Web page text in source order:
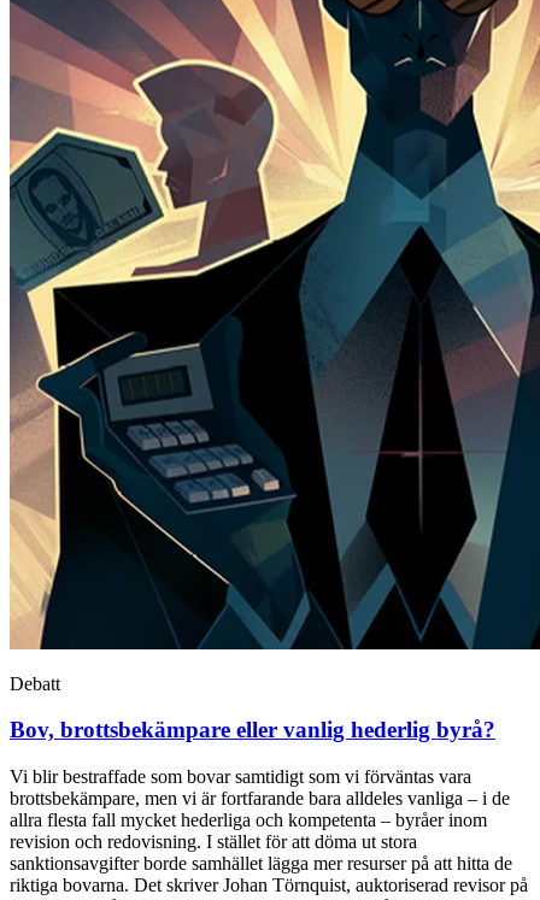
Debatt
Bov, brottsbekämpare eller vanlig hederlig byrå?
Vi blir bestraffade som bovar samtidigt som vi förväntas vara
brottsbekämpare, men vi är fortfarande bara alldeles vanliga – i de
allra flesta fall mycket hederliga och kompetenta – byråer inom
revision och redovisning. I stället för att döma ut stora
sanktionsavgifter borde samhället lägga mer resurser på att hitta de
riktiga bovarna. Det skriver Johan Törnquist, auktoriserad revisor på